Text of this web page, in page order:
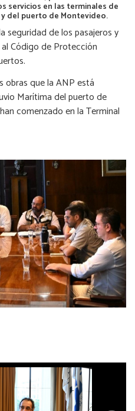
servicios en las terminales de
del puerto de Montevideo.
seguridad de los pasajeros y
Código de Protección
obras que la ANP está
Marítima del puerto de
comenzado en la Terminal